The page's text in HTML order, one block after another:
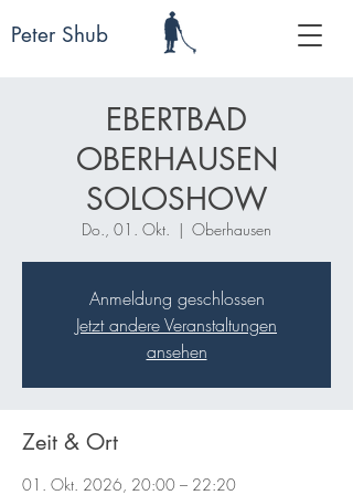
Peter Shub
EBERTBAD
OBERHAUSEN
SOLOSHOW
Do., 01. Okt.
  |
Oberhausen
Anmeldung geschlossen
Jetzt andere Veranstaltungen
ansehen
Zeit & Ort
01. Okt. 2026, 20:00 – 22:20